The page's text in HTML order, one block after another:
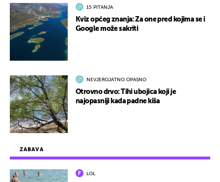
ZABAVA
LOL
15 PITANJA
Kviz općeg znanja: Za one pred kojima se i
Google može sakriti
NEVJEROJATNO OPASNO
Otrovno drvo: Tihi ubojica koji je
najopasniji kada padne kiša